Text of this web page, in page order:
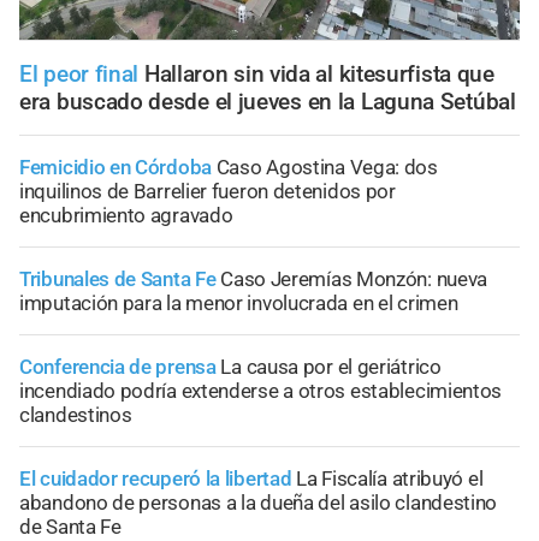
El peor final Hallaron sin vida al kitesurfista que
era buscado desde el jueves en la Laguna Setúbal
Femicidio en Córdoba Caso Agostina Vega: dos
inquilinos de Barrelier fueron detenidos por
encubrimiento agravado
Tribunales de Santa Fe Caso Jeremías Monzón: nueva
imputación para la menor involucrada en el crimen
Conferencia de prensa La causa por el geriátrico
incendiado podría extenderse a otros establecimientos
clandestinos
El cuidador recuperó la libertad La Fiscalía atribuyó el
abandono de personas a la dueña del asilo clandestino
de Santa Fe